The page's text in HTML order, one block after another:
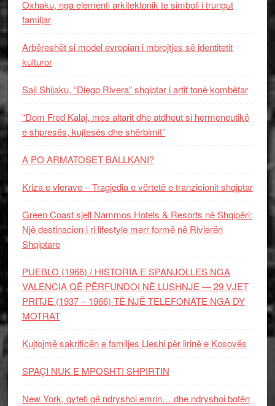
Oxhaku, nga elementi arkitektonik te simboli i trungut
familjar
Arbëreshët si model evropian i mbrojtjes së identitetit
kulturor
Sali Shijaku, “Diego Rivera” shqiptar i artit tonë kombëtar
“Dom Fred Kalaj, mes altarit dhe atdheut si hermeneutikë
e shpresës, kujtesës dhe shërbimit”
A PO ARMATOSET BALLKANI?
Kriza e vlerave – Tragjedia e vërtetë e tranzicionit shqiptar
Green Coast sjell Nammos Hotels & Resorts në Shqipëri:
Një destinacion i ri lifestyle merr formë në Rivierën
Shqiptare
PUEBLO (1966) / HISTORIA E SPANJOLLES NGA
VALENCIA QË PËRFUNDOI NË LUSHNJE — 29 VJET
PRITJE (1937 – 1966) TË NJË TELEFONATE NGA DY
MOTRAT
Kujtojmë sakrificën e familjes Lleshi për lirinë e Kosovës
SPAÇI NUK E MPOSHTI SHPIRTIN
New York, qyteti që ndryshoi emrin… dhe ndryshoi botën